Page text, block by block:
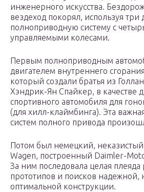
инженерного искусства.
вездеход покорял, используя
полноприводную систему с
управляемыми колесами.
Первым полноприводным
двигателем внутреннего
который создали братья из
Хэндрик-Ян Спайкер, в качестве
спортивного автомобиля для
(для хилл-клаймбинга). Эта
систем полного привода
Потом был немецкий,
Wagen, построенный Daimler-
За ним последовала целая плеяда
прототипов и поисков надежной,
оптимальной конструкции.